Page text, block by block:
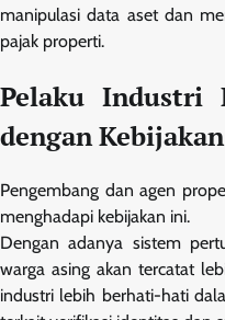
manipulasi data aset dan
pajak properti.
Pelaku Industri
dengan
Pengembang dan agen
menghadapi kebijakan ini.
Dengan adanya sistem
warga asing akan tercatat
industri lebih berhati-hati